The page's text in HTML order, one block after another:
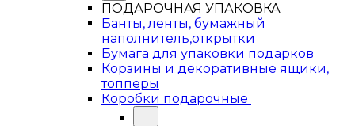
ПОДАРОЧНАЯ УПАКОВКА
Банты, ленты, бумажный
наполнитель,открытки
Бумага для упаковки подарков
Корзины и декоративные ящики,
топперы
Коробки подарочные